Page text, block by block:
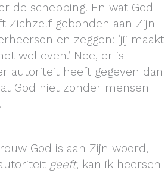
de schepping. En wat God
Zichzelf gebonden aan Zijn
en zeggen: ‘jij maakt
wel even.’ Nee, er is
autoriteit heeft gegeven dan
God niet zonder mensen
God is aan Zijn woord,
geeft, kan ik heersen